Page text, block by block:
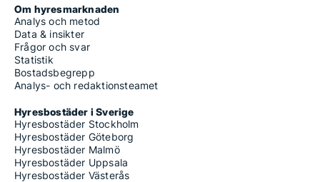
Om hyresmarknaden
Analys och metod
Data & insikter
Frågor och svar
Statistik
Bostadsbegrepp
Analys- och redaktionsteamet
Hyresbostäder i Sverige
Hyresbostäder Stockholm
Hyresbostäder Göteborg
Hyresbostäder Malmö
Hyresbostäder Uppsala
Hyresbostäder Västerås